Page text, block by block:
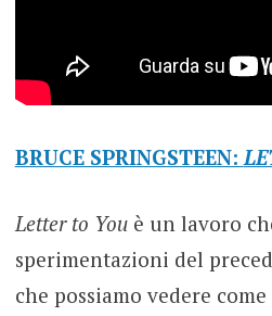
BRUCE SPRINGSTEEN:
Letter to Youè un lavoro
sperimentazioni del
che possiamo vedere